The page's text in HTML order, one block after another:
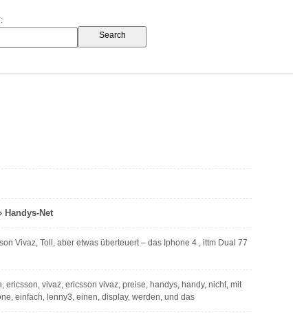
Handys-Net
Vivaz, Toll, aber etwas überteuert – das Iphone 4 , ittm Dual 77
ericsson, vivaz, ericsson vivaz, preise, handys, handy, nicht, mit
einfach, lenny3, einen, display, werden, und das